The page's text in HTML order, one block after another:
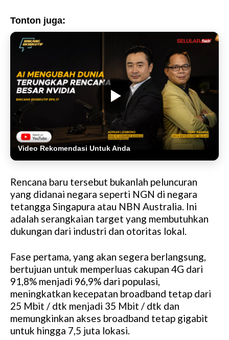
Tonton juga:
Video Rekomendasi Untuk Anda
Rencana baru tersebut bukanlah peluncuran
yang didanai negara seperti NGN di negara
tetangga Singapura atau NBN Australia. Ini
adalah serangkaian target yang membutuhkan
dukungan dari industri dan otoritas lokal.
Fase pertama, yang akan segera berlangsung,
bertujuan untuk memperluas cakupan 4G dari
91,8% menjadi 96,9% dari populasi,
meningkatkan kecepatan broadband tetap dari
25 Mbit / dtk menjadi 35 Mbit / dtk dan
memungkinkan akses broadband tetap gigabit
untuk hingga 7,5 juta lokasi.